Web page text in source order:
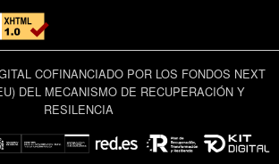
COFINANCIADO POR LOS FONDOS NEXT
DEL MECANISMO DE RECUPERACIÓN Y
RESILENCIA